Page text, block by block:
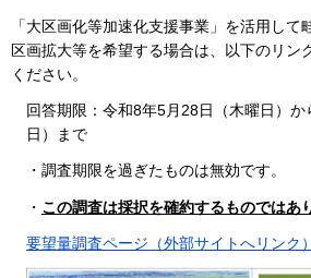
「大区画化等加速化支援事業」を活用して
区画拡大等を希望する場合は、以下のリン
ください。
回答期限：令和8年5月28日（木曜日）
日）まで
・調査期限を過ぎたものは無効です。
・ この調査は採択を確約するものではあ
要望量調査ページ（外部サイトへリンク）